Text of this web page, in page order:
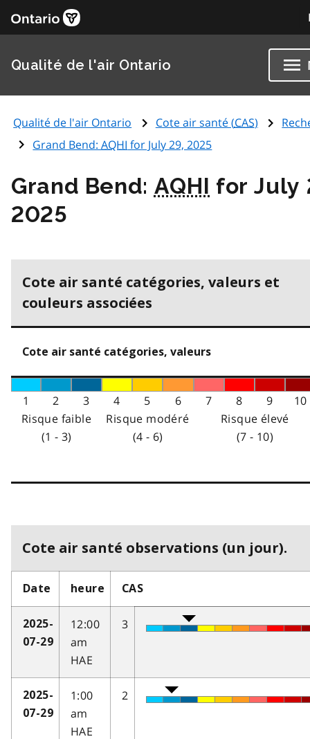
Qualité de l'air Ontario
Qualité de l'air Ontario Cote air santé (CAS)
Grand Bend:AQHI for July 29, 2025
Grand Bend: AQHI for July
2025
Cote air santé catégories, valeurs et
couleurs associées
Cote air santé catégories, valeurs
1 2 3 4 5 6 7 8 9
10
Risque faible
(1 - 3)
Risque modéré
(4 - 6)
Risque élevé
(7 - 10)
Cote air santé observations (un jour).
Date heure CAS
2025-
07-29
12:00
am
HAE
3
2025-
07-29
1:00
am
HAE
2